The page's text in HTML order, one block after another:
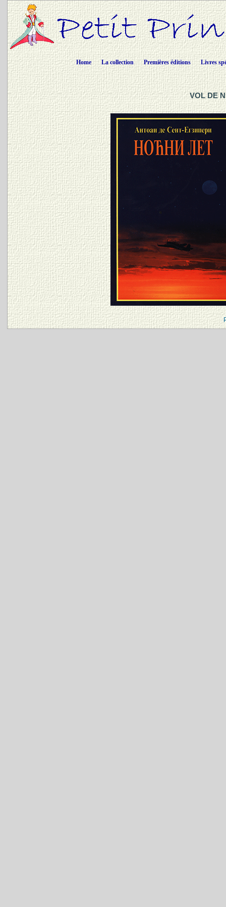
Home La collection Premières éditions Livres
VOL DE